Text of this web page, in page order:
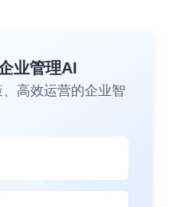
业管理AI
高效运营的企业智